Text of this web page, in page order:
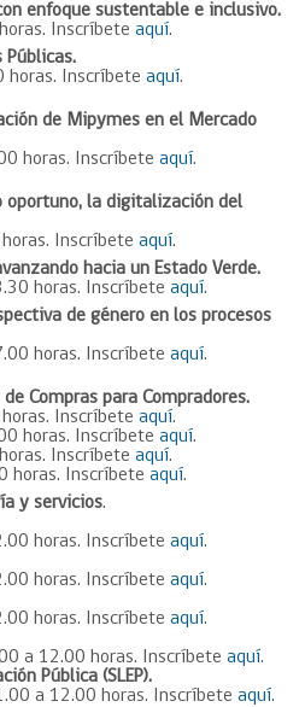
enfoque sustentable e inclusivo.
Inscríbete aquí.
Públicas.
horas. Inscríbete aquí.
de Mipymes en el Mercado
horas. Inscríbete aquí.
oportuno, la digitalización del
Inscríbete aquí.
hacia un Estado Verde.
horas. Inscríbete aquí.
de género ​en los procesos
horas. Inscríbete aquí.
Compras para Compradores.
Inscríbete aquí.
horas. Inscríbete aquí.
Inscríbete aquí.
horas. Inscríbete aquí.
y servicios.
horas. Inscríbete aquí.
horas. Inscríbete aquí.
horas. Inscríbete aquí.
a 12.00 horas. Inscríbete aquí.
Pública (SLEP).
a 12.00 horas. Inscríbete aquí.